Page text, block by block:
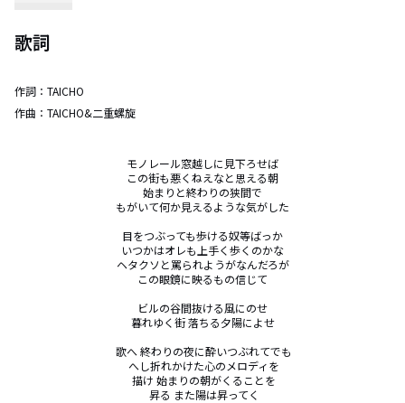
歌詞
作詞： TAICHO
作曲： TAICHO&二重螺旋
モノレール窓越しに見下ろせば
この街も悪くねえなと思える朝
始まりと終わりの狭間で
もがいて何か見えるような気がした
目をつぶっても歩ける奴等ばっか
いつかはオレも上手く歩くのかな
ヘタクソと罵られようがなんだろが
この眼鏡に映るもの信じて
ビルの谷間抜ける風にのせ
暮れゆく街 落ちる夕陽によせ